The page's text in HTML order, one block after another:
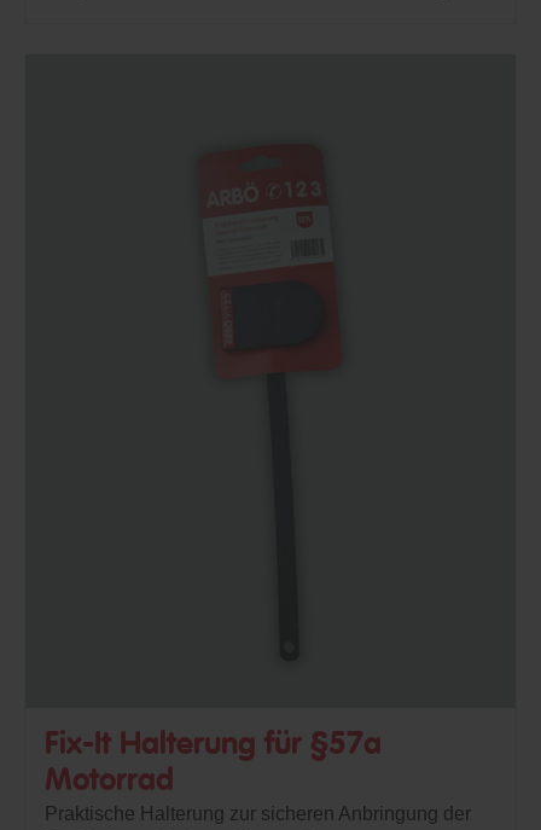
Fix-It Halterung für §57a
Motorrad
Praktische Halterung zur sicheren Anbringung der